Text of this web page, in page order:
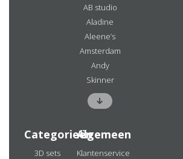
AB studio
Aladine
Aleene’s
Amsterdam
Andy
Skinner
Categorieën
3D sets
Algemeen
Klantenservice